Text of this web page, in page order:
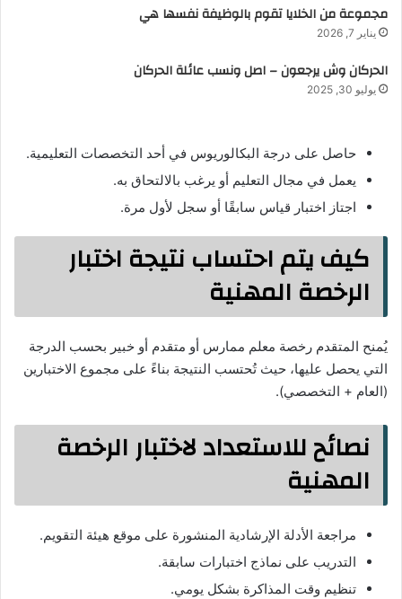
مجموعة من الخلايا تقوم بالوظيفة نفسها هي
يناير 7, 2026
الحركان وش يرجعون – اصل ونسب عائلة الحركان
يوليو 30, 2025
حاصل على درجة البكالوريوس في أحد التخصصات التعليمية.
يعمل في مجال التعليم أو يرغب بالالتحاق به.
اجتاز اختبار قياس سابقًا أو سجل لأول مرة.
كيف يتم احتساب نتيجة اختبار
الرخصة المهنية
يُمنح المتقدم رخصة معلم ممارس أو متقدم أو خبير بحسب الدرجة
التي يحصل عليها، حيث تُحتسب النتيجة بناءً على مجموع الاختبارين
(العام + التخصصي).
نصائح للاستعداد لاختبار الرخصة
المهنية
مراجعة الأدلة الإرشادية المنشورة على موقع هيئة التقويم.
التدريب على نماذج اختبارات سابقة.
تنظيم وقت المذاكرة بشكل يومي.